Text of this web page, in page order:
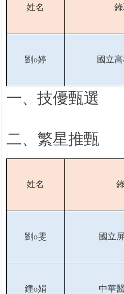
姓名
劉o婷 國立
一、技優甄選
二、繁星推甄
姓名
劉o雯 國立
鍾o娟 中華